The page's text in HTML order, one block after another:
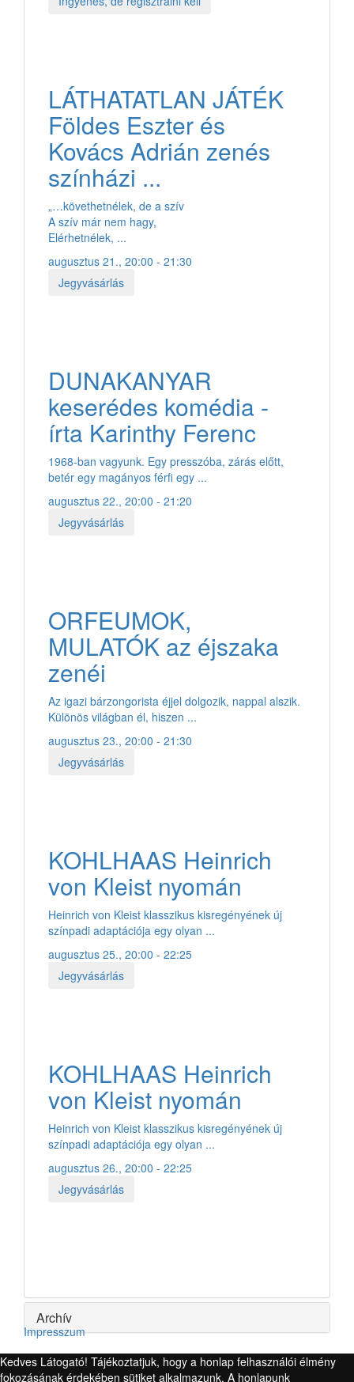
LÁTHATATLAN JÁTÉK
Földes Eszter és
Kovács Adrián zenés
színházi ...
„…követhetnélek, de a szív
A szív már nem hagy,
Elérhetnélek, ...
augusztus 21., 20:00 - 21:30
Jegyvásárlás
DUNAKANYAR
keserédes komédia -
írta Karinthy Ferenc
1968-ban vagyunk. Egy presszóba, zárás előtt,
betér egy magányos férfi egy ...
augusztus 22., 20:00 - 21:20
Jegyvásárlás
ORFEUMOK,
MULATÓK az éjszaka
zenéi
Az igazi bárzongorista éjjel dolgozik, nappal alszik.
Különös világban él, hiszen ...
augusztus 23., 20:00 - 21:30
Jegyvásárlás
KOHLHAAS Heinrich
von Kleist nyomán
Heinrich von Kleist klasszikus kisregényének új
színpadi adaptációja egy olyan ...
augusztus 25., 20:00 - 22:25
Jegyvásárlás
KOHLHAAS Heinrich
von Kleist nyomán
Heinrich von Kleist klasszikus kisregényének új
színpadi adaptációja egy olyan ...
augusztus 26., 20:00 - 22:25
Jegyvásárlás
Archív
Impresszum
Kedves Látogató! Tájékoztatjuk, hogy a honlap felhasználói élmény
fokozásának érdekében sütiket alkalmazunk. A honlapunk